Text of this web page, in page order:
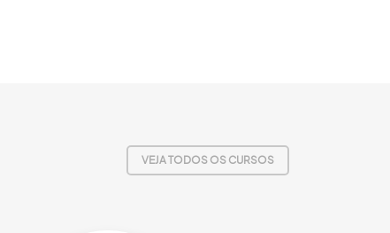
VEJA TODOS OS CURSOS